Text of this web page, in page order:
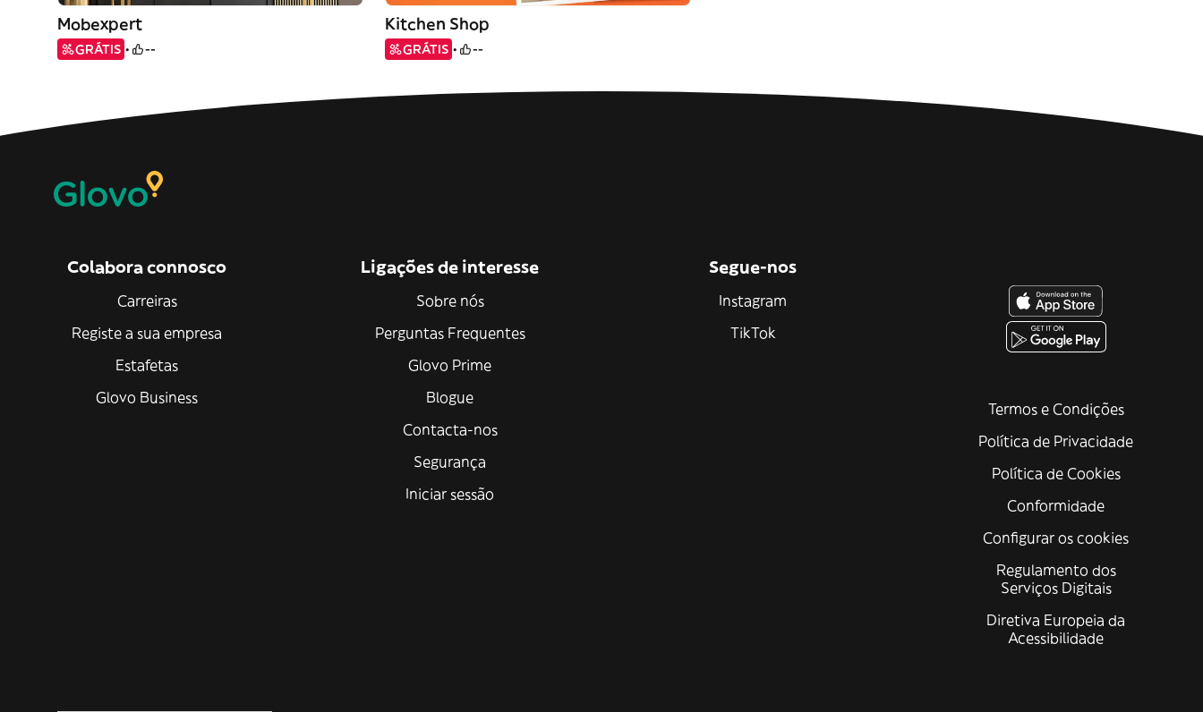
Mobexpert
GRÁTIS --
Kitchen Shop
GRÁTIS --
Colabora connosco
Carreiras
Registe a sua empresa
Estafetas
Glovo Business
Ligações de interesse
Sobre nós
Perguntas Frequentes
Glovo Prime
Blogue
Contacta-nos
Segurança
Iniciar sessão
Segue-nos
Instagram
TikTok
Termos e Condições
Política de Privacidade
Política de Cookies
Conformidade
Configurar os cookies
Regulamento dos
Serviços Digitais
Diretiva Europeia da
Acessibilidade